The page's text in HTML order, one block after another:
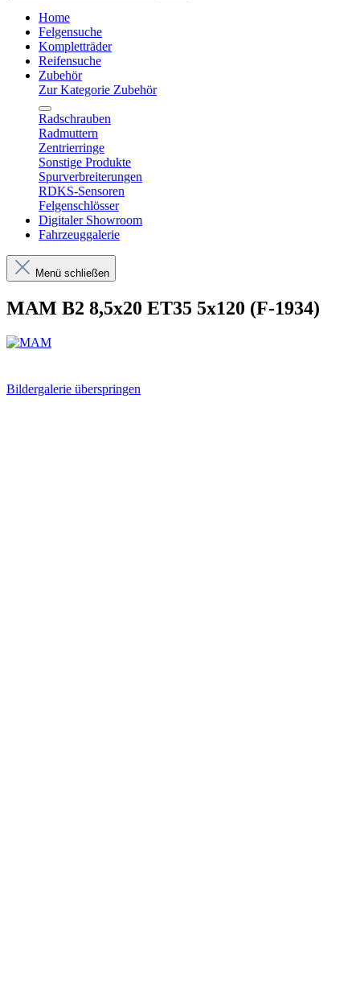
Home
Felgensuche
Kompletträder
Reifensuche
Zubehör
Zur Kategorie Zubehör
Radschrauben
Radmuttern
Zentrierringe
Sonstige Produkte
Spurverbreiterungen
RDKS-Sensoren
Felgenschlösser
Digitaler Showroom
Fahrzeuggalerie
Menü schließen
MAM B2 8,5x20 ET35 5x120 (F-1934)
Bildergalerie überspringen